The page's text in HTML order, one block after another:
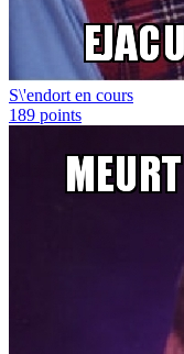
S\'endort en cours
189 points